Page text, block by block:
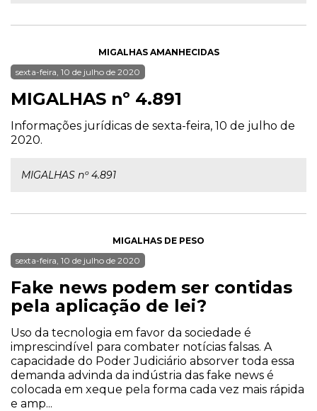
MIGALHAS AMANHECIDAS
sexta-feira, 10 de julho de 2020
MIGALHAS nº 4.891
Informações jurídicas de sexta-feira, 10 de julho de
2020.
MIGALHAS nº 4.891
MIGALHAS DE PESO
sexta-feira, 10 de julho de 2020
Fake news podem ser contidas
pela aplicação de lei?
Uso da tecnologia em favor da sociedade é
imprescindível para combater notícias falsas. A
capacidade do Poder Judiciário absorver toda essa
demanda advinda da indústria das fake news é
colocada em xeque pela forma cada vez mais rápida
e amp...